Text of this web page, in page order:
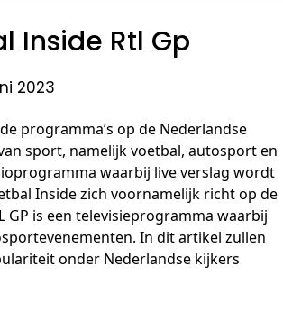
Inside Rtl Gp
2023
programma’s op de Nederlandse
sport, namelijk voetbal, autosport en
waarbij live verslag wordt
Inside zich voornamelijk richt op de
is een televisieprogramma waarbij
In dit artikel zullen
onder Nederlandse kijkers